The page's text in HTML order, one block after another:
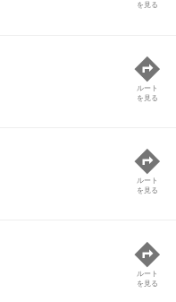
を見る
ルート
を見る
ルート
を見る
ルート
を見る